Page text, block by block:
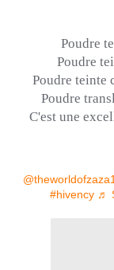
Poudre
Poudre
Poudre teinte
Poudre
C'est une
#hivency ♬